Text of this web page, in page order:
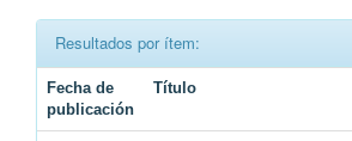
Resultados por ítem:
Fecha de
publicación
Título